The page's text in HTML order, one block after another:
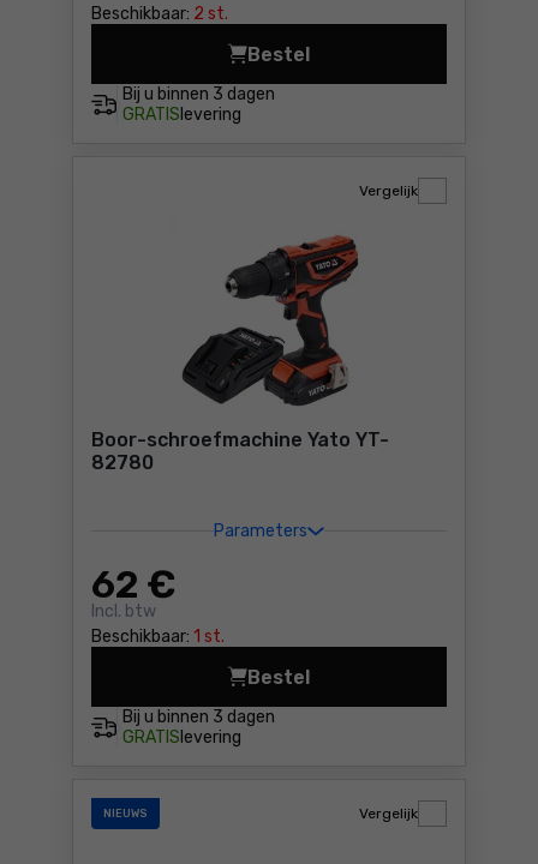
Beschikbaar: 2 st.
Bij u binnen 3 dagen
GRATIS levering
Bestel
Boor-schroefmachine
Boor-schroefmachine Yato YT-
82780
Parameters
62 €
Incl. btw
Beschikbaar: 1 st.
Vergelijk
Bij u binnen 3 dagen
GRATIS levering
Bestel
Boor-schroefmachine
NIEUWS Vergelijk